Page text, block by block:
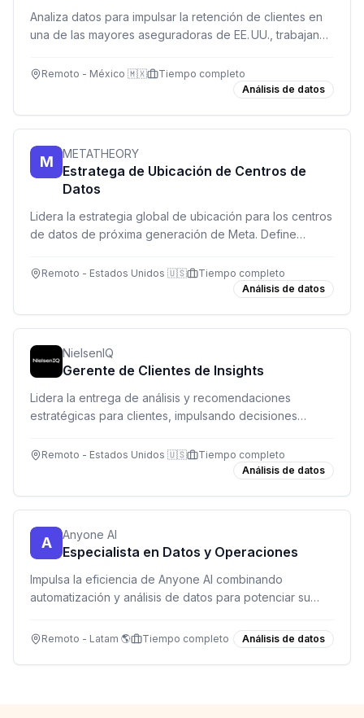
Analiza datos para impulsar la retención de clientes en
una de las mayores aseguradoras de EE. UU., trabajando
Remoto - México 🇲🇽
Tiempo completo
Análisis de datos
M METATHEORY
Estratega de Ubicación de Centros de
Datos
Lidera la estrategia global de ubicación para los centros
de datos de próxima generación de Meta. Define
millones de usuarios.
Remoto - Estados Unidos 🇺🇸
Tiempo completo
Análisis de datos
NielsenIQ
Gerente de Clientes de Insights
Lidera la entrega de análisis y recomendaciones
estratégicas para clientes, impulsando decisiones
Remoto - Estados Unidos 🇺🇸
Tiempo completo
Análisis de datos
A Anyone AI
Especialista en Datos y Operaciones
Impulsa la eficiencia de Anyone AI combinando
automatización y análisis de datos para potenciar su
Remoto - Latam 🌎 Tiempo completo Análisis de datos